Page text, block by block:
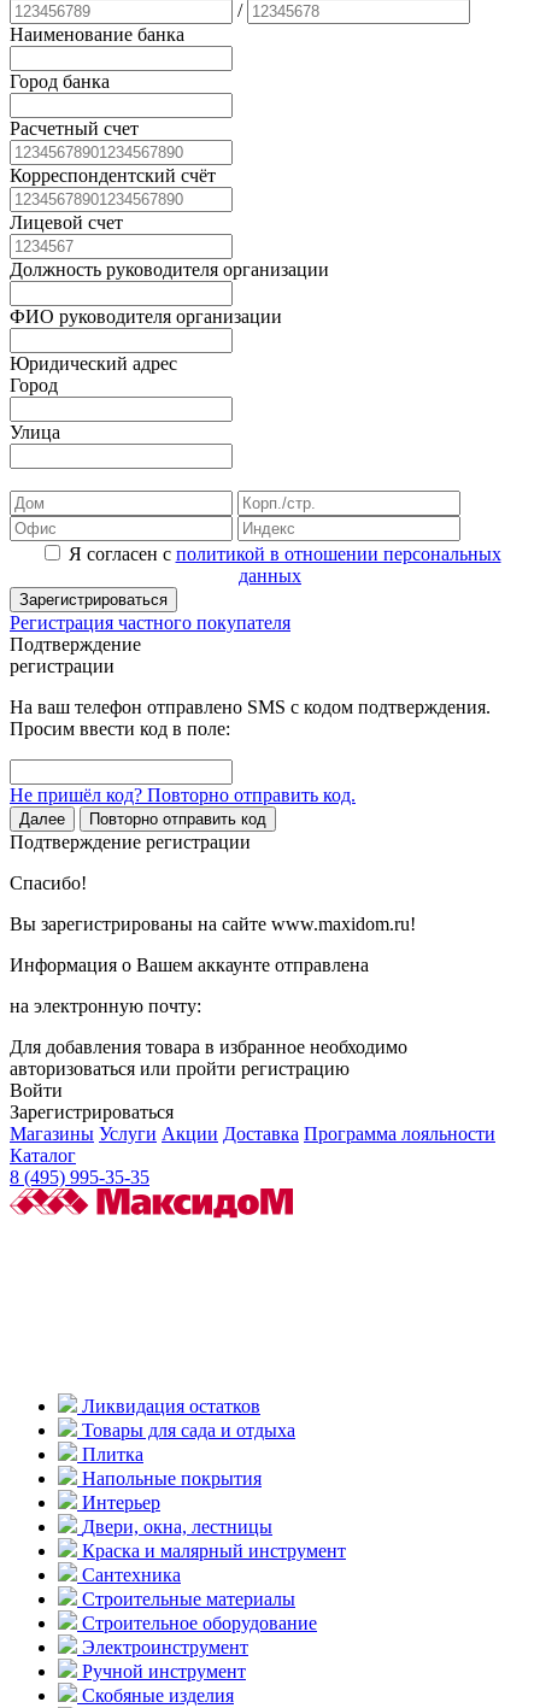
/
Наименование банка
Город банка
Расчетный счет
Корреспондентский счёт
Лицевой счет
Должность руководителя организации
ФИО руководителя организации
Юридический адрес
Город
Улица
Я согласен с политикой в отношении персональных
данных
Зарегистрироваться
Регистрация частного покупателя
Подтверждение
регистрации
На ваш телефон отправлено SMS с кодом подтверждения.
Просим ввести код в поле:
Не пришёл код? Повторно отправить код.
Далее Повторно отправить код
Подтверждение регистрации
Спасибо!
Вы зарегистрированы на сайте www.maxidom.ru!
Информация о Вашем аккаунте отправлена
на электронную почту:
Для добавления товара в избранное необходимо
авторизоваться или пройти регистрацию
Войти
Зарегистрироваться
Магазины Услуги Акции Доставка Программа лояльности
Каталог
8 (495) 995-35-35
Ликвидация остатков
Товары для сада и отдыха
Плитка
Напольные покрытия
Интерьер
Двери, окна, лестницы
Краска и малярный инструмент
Сантехника
Строительные материалы
Строительное оборудование
Электроинструмент
Ручной инструмент
Скобяные изделия